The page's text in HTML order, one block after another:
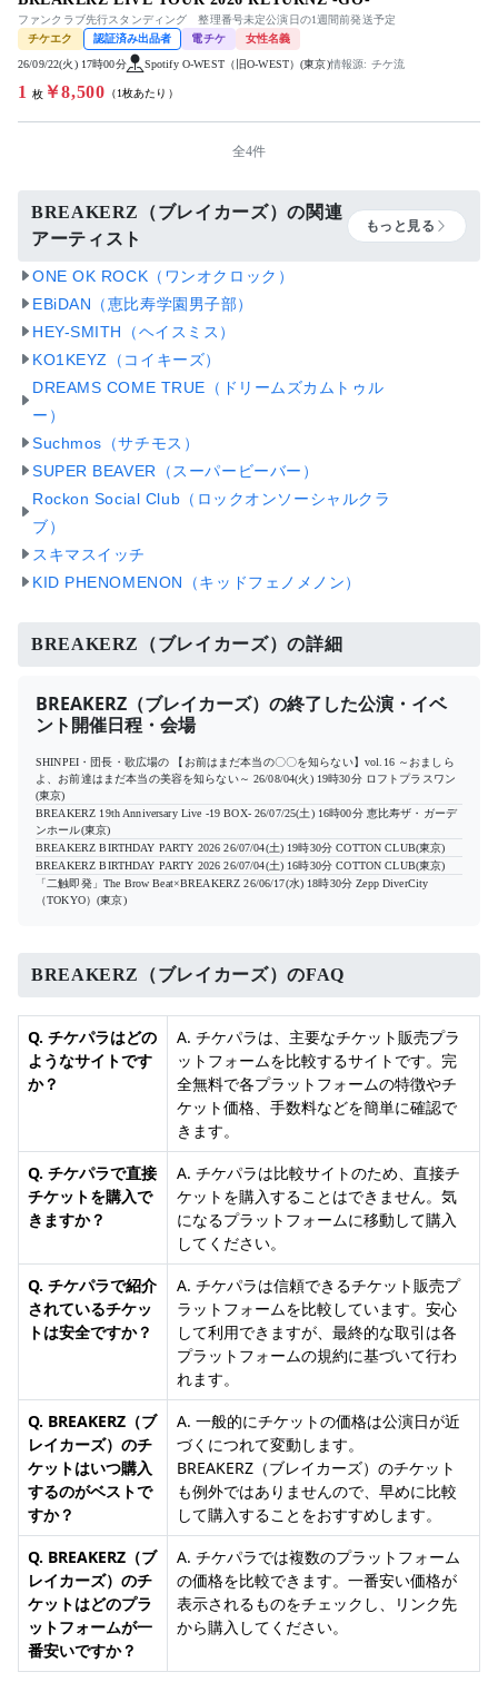
ファンクラブ先行スタンディング 整理番号未定公演日の1週間前発送予定
チケエク
認証済み出品者 電チケ 女性名義
26/09/22(火) 17時00分 Spotify O-WEST（旧O-WEST）(東京)情報源: チケ流
1 枚￥8,500 （1枚あたり）
全4件
BREAKERZ（ブレイカーズ）の関連
アーティスト
もっと見る
ONE OK ROCK（ワンオクロック）
EBiDAN（恵比寿学園男子部）
HEY-SMITH（ヘイスミス）
KO1KEYZ（コイキーズ）
DREAMS COME TRUE（ドリームズカムトゥル
ー）
Suchmos（サチモス）
SUPER BEAVER（スーパービーバー）
Rockon Social Club（ロックオンソーシャルクラ
ブ）
スキマスイッチ
KID PHENOMENON（キッドフェノメノン）
BREAKERZ（ブレイカーズ）の詳細
BREAKERZ（ブレイカーズ）の終了した公演・イベ
ント開催日程・会場
SHINPEI・団長・歌広場の 【お前はまだ本当の〇〇を知らない】vol.16 ～おましら
よ、お前達はまだ本当の美容を知らない～ 26/08/04(火) 19時30分 ロフトプラスワン
(東京)
BREAKERZ 19th Anniversary Live -19 BOX- 26/07/25(土) 16時00分 恵比寿ザ・ガーデ
ンホール(東京)
BREAKERZ BIRTHDAY PARTY 2026 26/07/04(土) 19時30分 COTTON CLUB(東京)
BREAKERZ BIRTHDAY PARTY 2026 26/07/04(土) 16時30分 COTTON CLUB(東京)
「二触即発」The Brow Beat×BREAKERZ 26/06/17(水) 18時30分 Zepp DiverCity
（TOKYO）(東京)
BREAKERZ（ブレイカーズ）のFAQ
Q. チケパラはどの
ようなサイトです
か？
A. チケパラは、主要なチケット販売プラ
ットフォームを比較するサイトです。完
全無料で各プラットフォームの特徴やチ
ケット価格、手数料などを簡単に確認で
きます。
Q. チケパラで直接
チケットを購入で
きますか？
A. チケパラは比較サイトのため、直接チ
ケットを購入することはできません。気
になるプラットフォームに移動して購入
してください。
Q. チケパラで紹介
されているチケッ
トは安全ですか？
A. チケパラは信頼できるチケット販売プ
ラットフォームを比較しています。安心
して利用できますが、最終的な取引は各
プラットフォームの規約に基づいて行わ
れます。
Q. BREAKERZ（ブ
レイカーズ）のチ
ケットはいつ購入
するのがベストで
すか？
A. 一般的にチケットの価格は公演日が近
づくにつれて変動します。
BREAKERZ（ブレイカーズ）のチケット
も例外ではありませんので、早めに比較
して購入することをおすすめします。
Q. BREAKERZ（ブ
レイカーズ）のチ
ケットはどのプラ
ットフォームが一
番安いですか？
A. チケパラでは複数のプラットフォーム
の価格を比較できます。一番安い価格が
表示されるものをチェックし、リンク先
から購入してください。